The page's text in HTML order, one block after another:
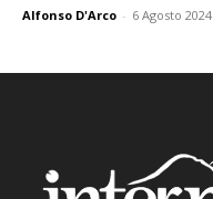
Alfonso D'Arco - 6 Agosto 2024